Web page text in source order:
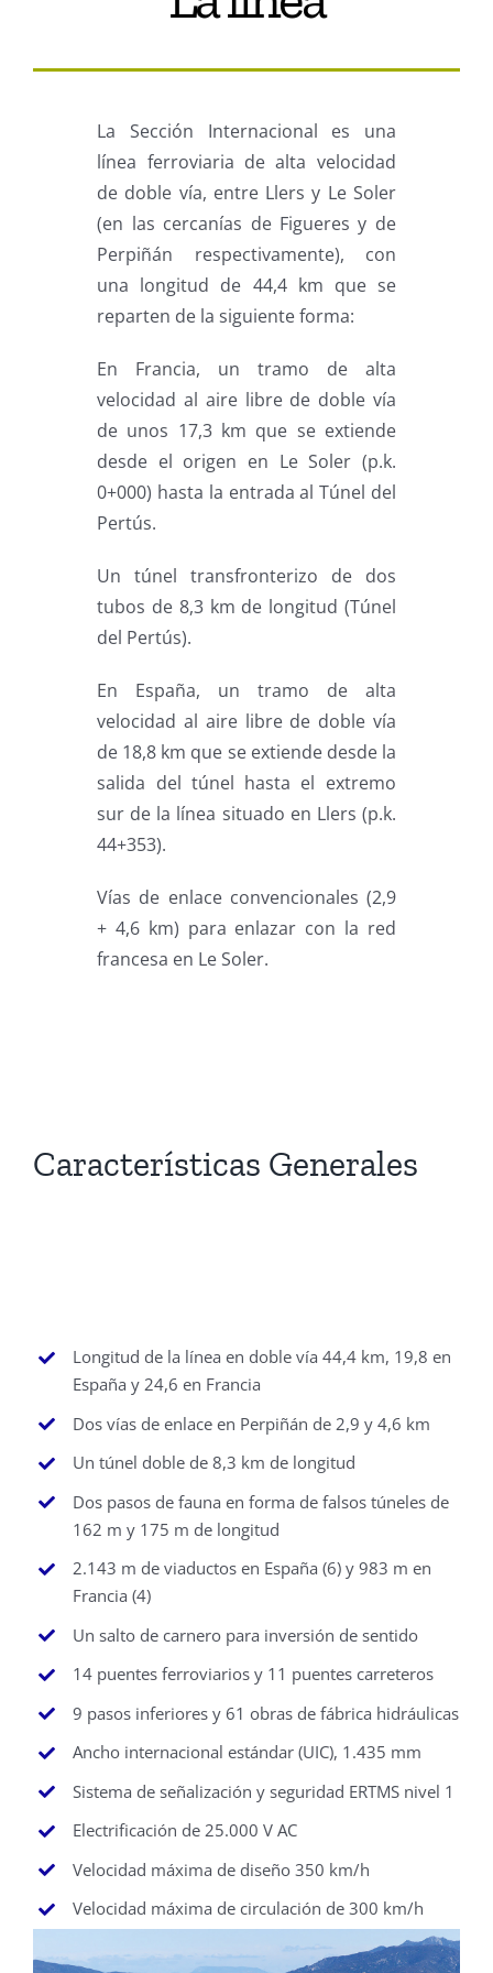
La Sección Internacional es una
línea ferroviaria de alta velocidad
de doble vía, entre Llers y Le Soler
(en las cercanías de Figueres y de
Perpiñán respectivamente), con
una longitud de 44,4 km que se
reparten de la siguiente forma:
En Francia, un tramo de alta
velocidad al aire libre de doble vía
de unos 17,3 km que se extiende
desde el origen en Le Soler (p.k.
0+000) hasta la entrada al Túnel del
Pertús.
Un túnel transfronterizo de dos
tubos de 8,3 km de longitud (Túnel
del Pertús).
En España, un tramo de alta
velocidad al aire libre de doble vía
de 18,8 km que se extiende desde la
salida del túnel hasta el extremo
sur de la línea situado en Llers (p.k.
44+353).
Vías de enlace convencionales (2,9
+ 4,6 km) para enlazar con la red
francesa en Le Soler.
Características Generales
Longitud de la línea en doble vía 44,4 km, 19,8 en
España y 24,6 en Francia
Dos vías de enlace en Perpiñán de 2,9 y 4,6 km
Un túnel doble de 8,3 km de longitud
Dos pasos de fauna en forma de falsos túneles de
162 m y 175 m de longitud
2.143 m de viaductos en España (6) y 983 m en
Francia (4)
Un salto de carnero para inversión de sentido
14 puentes ferroviarios y 11 puentes carreteros
9 pasos inferiores y 61 obras de fábrica hidráulicas
Ancho internacional estándar (UIC), 1.435 mm
Sistema de señalización y seguridad ERTMS nivel 1
Electrificación de 25.000 V AC
Velocidad máxima de diseño 350 km/h
Velocidad máxima de circulación de 300 km/h
para los trenes de viajeros y 100 km/h para los
trenes de mercancías